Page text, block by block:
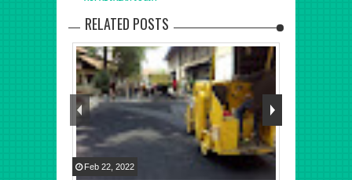
RELATED POSTS
Feb 22 2022